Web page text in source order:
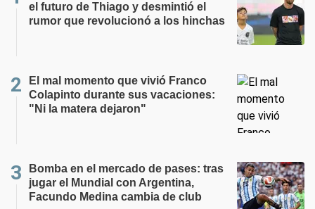
el futuro de Thiago y desmintió el
rumor que revolucionó a los hinchas
El mal momento que vivió Franco
Colapinto durante sus vacaciones:
"Ni la matera dejaron"
Bomba en el mercado de pases: tras
jugar el Mundial con Argentina,
Facundo Medina cambia de club